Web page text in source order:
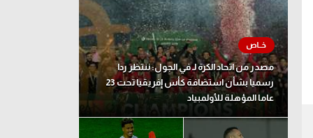
تقرير في الجول
تحليل في الجول
حكايات في الجول
كويز في الجول
فيديو في الجول
مصدر من اتحاد الكرة لـ في الجول: ننتظر ردا
رسميا بشأن استضافة كأس إفريقيا تحت 23
عاما المؤهلة للأولمبياد